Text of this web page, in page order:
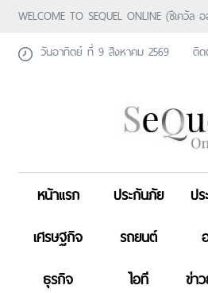
WELCOME TO SEQUEL ONLINE (ซีเคว้ล
วันอาทิตย์ ที่ 9 สิงหาคม 2569
ติด
หน้าแรก ประกันภัย ป
เศรษฐกิจ
รถยนต์
ธุรกิจ
ไอที ข่า